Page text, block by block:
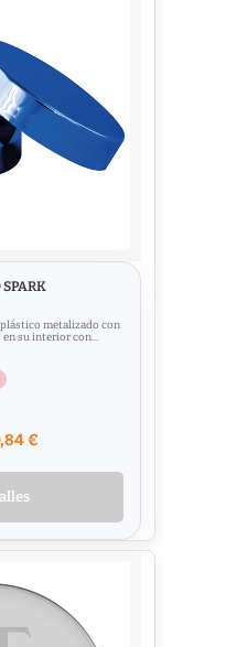
metalizado con
su interior con...
€